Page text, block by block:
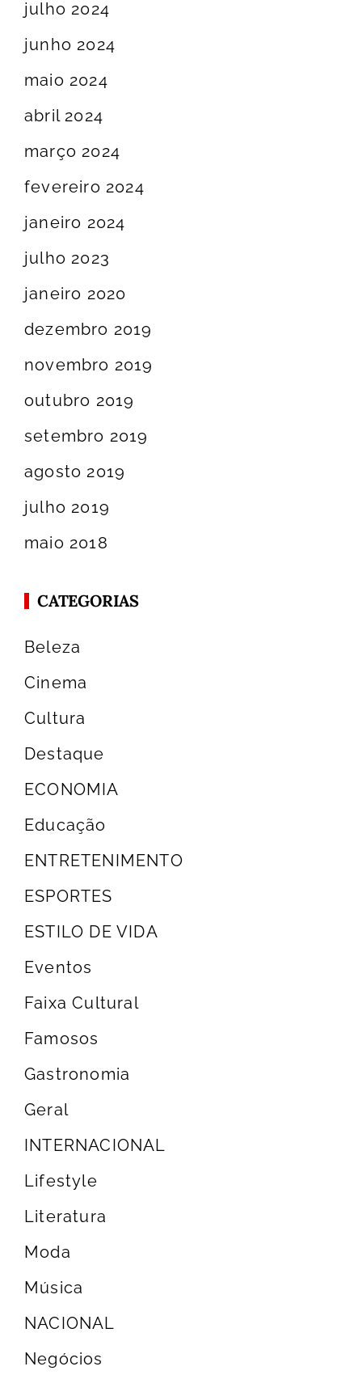
julho 2024
junho 2024
maio 2024
abril 2024
março 2024
fevereiro 2024
janeiro 2024
julho 2023
janeiro 2020
dezembro 2019
novembro 2019
outubro 2019
setembro 2019
agosto 2019
julho 2019
maio 2018
CATEGORIAS
Beleza
Cinema
Cultura
Destaque
ECONOMIA
Educação
ENTRETENIMENTO
ESPORTES
ESTILO DE VIDA
Eventos
Faixa Cultural
Famosos
Gastronomia
Geral
INTERNACIONAL
Lifestyle
Literatura
Moda
Música
NACIONAL
Negócios